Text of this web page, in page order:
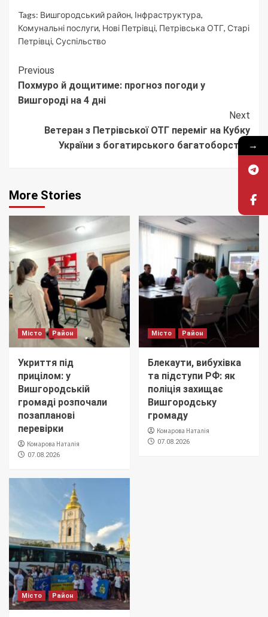
Tags: Вишгородський район, Інфраструктура,
Комунальні послуги, Нові Петрівці, Петрівська ОТГ, Старі
Петрівці, Суспільство
Continue
Reading
Previous
Похмуро й дощитиме: прогноз погоди у
Вишгороді на 4 дні
Next
Ветеран з Петрівської ОТГ переміг на Кубку
України з богатирського багатоборства
More Stories
Місто Район
Укриття під
прицілом: у
Вишгородській
громаді розпочали
позапланові
перевірки
Комарова Наталія
07.08.2026
Місто Район
Блекаути, вибухівка
та підступи РФ: як
поліція захищає
Вишгородську
громаду
Комарова Наталія
07.08.2026
Місто Район
→